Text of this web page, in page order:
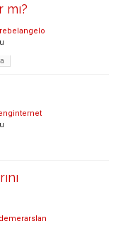
rebelangelo